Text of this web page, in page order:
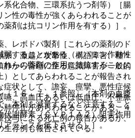
脈、激越／攻撃性、構語障害、種々
静から昏睡に至る意識障害が一般的
）としてあらわれることが報告され
症状として、譫妄、痙攣、悪性症候
嚥、高血圧あるいは低血圧、不整脈
肺停止があらわれることがある。４
投与による死亡例の報告があるが、
存例も報告されている。
系化合物、三環系抗うつ剤等）［腸
ン性の毒性が強くあらわれることが
剤は抗コリン作用を有する）］。
レボドパ製剤［これらの薬剤のド
弱することがある（ドパミン作動性
れらの薬剤の作用に拮抗することに
１６．７．１参照〕［本剤の血漿
、本剤を減量するなど注意すること
代謝酵素（ＣＹＰ１Ａ２）阻害作用
アランスを低下させる）］。